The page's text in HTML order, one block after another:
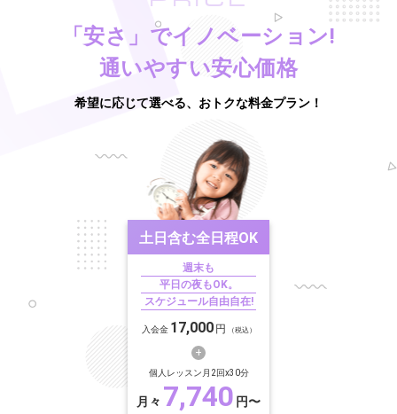
「安さ」でイノベーション!
通いやすい安心価格
希望に応じて選べる、おトクな料金プラン！
土日含む全日程OK
週末も
平日の夜もOK。
スケジュール自由自在!
入会金 17,000 円 （税込）
個人レッスン月2回x30分
月々 7,740 円〜